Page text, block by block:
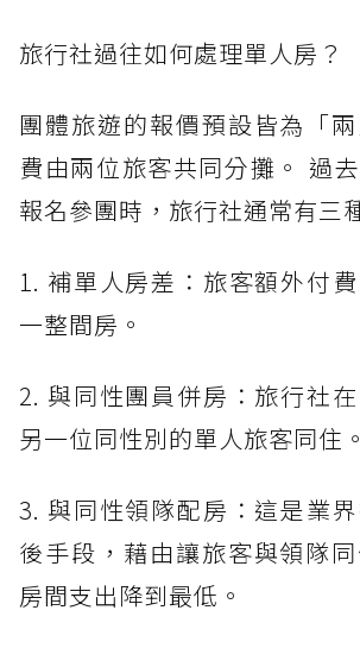
旅行社過往如何處理單人房？
團體旅遊的報價預設皆為「
費由兩位旅客共同分攤。 過
報名參團時，旅行社通常有三
1. 補單人房差：旅客額外付
一整間房。
2. 與同性團員併房：旅行社
另一位同性別的單人旅客同住。
3. 與同性領隊配房：這是業
後手段，藉由讓旅客與領隊
房間支出降到最低。